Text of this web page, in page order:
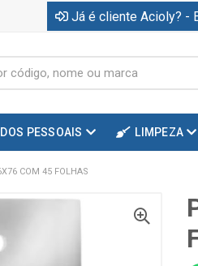
Já é cliente Acioly? -
PESSOAIS LIMPEZA
COM 45 FOLHAS